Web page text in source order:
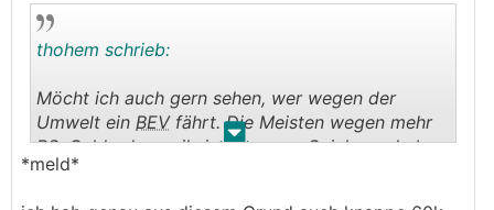
. .
thohem schrieb:
Möcht ich auch gern sehen, wer wegen der
Umwelt ein BEVfährt. Die Meisten wegen mehr
PS, Geld oder weil sie ein neues Spielzeug haben
wollen
*meld*